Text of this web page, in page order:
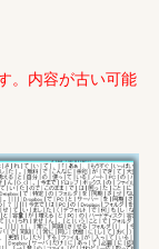
。内容が古い可能